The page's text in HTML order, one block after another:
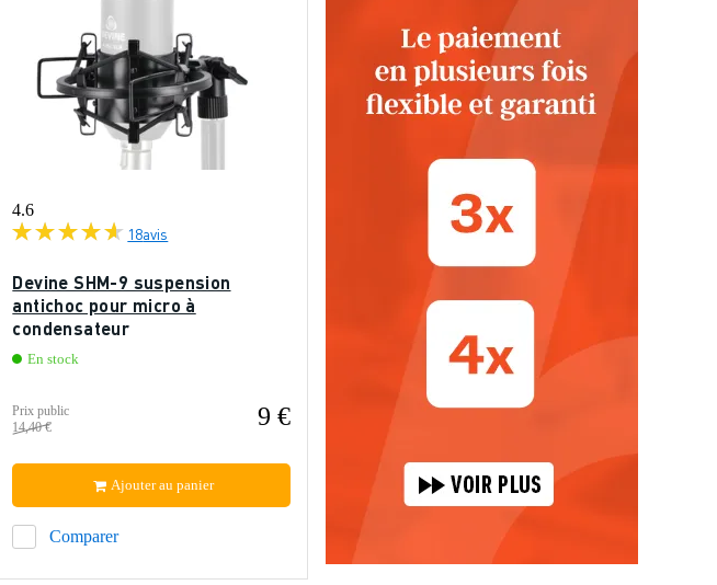
4.6
18avis
Devine SHM-9 suspension
antichoc pour micro à
condensateur
En stock
Prix public
14,40 €
9 €
Comparer
Ajouter au panier